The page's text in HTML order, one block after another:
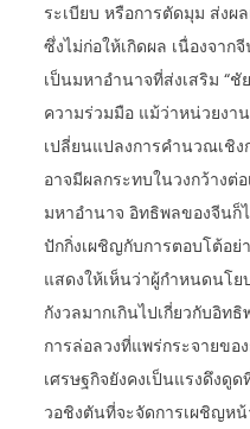
ระเบียบ หรือการตัดมุม ส่ง
ซึ่งไม่ก่อให้เกิดผล เนื่องจาก
เป็นมหาอำนาจที่ส่งเสริม “
ความร่วมมือ แม้ว่าหน่วยงา
เปลี่ยนแปลงการคำนวณเชิ
อาจมีผลกระทบในวงกว้างต่
มหาอำนาจ อิทธิพลของจีนก็
ปักกิ่งเผชิญกับการตอบโต้อย่
แสดงให้เห็นว่าผู้กำหนดนโย
กังวลมากเกินไปเกี่ยวกับอิท
การล่อลวงที่แพร่กระจายขอ
เศรษฐกิจยังคงเป็นแรงดึงดู
วอชิงตันที่จะจัดการเผชิญหน้